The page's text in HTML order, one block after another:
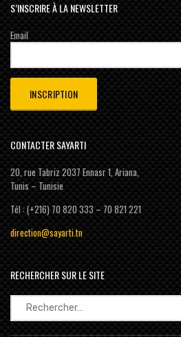
S’INSCRIRE À LA NEWSLETTER
Email
CONTACTER SAYARTI
20, rue Tabriz 2037 Ennasr 1, Ariana,
Tunis – Tunisie
Tél : (+216) 70 820 333 – 70 821 221
direction@sayarti.tn
RECHERCHER SUR LE SITE
Rechercher :